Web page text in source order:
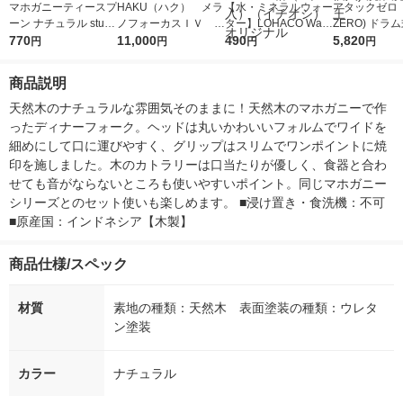
マホガニーティースプ
ーン ナチュラル studi
o CLIP
770円
HAKU（ハク） メラ
ノフォーカスＩＶ 4
5ｇ 資生堂 おまけ
11,000円
【水・ミネラルウォー
ター】LOHACO Wate
r（ロハコウォータ
490円
アタックゼロ
ZERO) ドラ
詰め替え メガ
5,820円
商品説明
天然木のナチュラルな雰囲気そのままに！天然木のマホガニーで作
ったディナーフォーク。ヘッドは丸いかわいいフォルムでワイドを
細めにして口に運びやすく、グリップはスリムでワンポイントに焼
印を施しました。木のカトラリーは口当たりが優しく、食器と合わ
せても音がならないところも使いやすいポイント。同じマホガニー
シリーズとのセット使いも楽しめます。 ■浸け置き・食洗機：不可
■原産国：インドネシア【木製】
商品仕様/スペック
材質
素地の種類：天然木 表面塗装の種類：ウレタ
ン塗装
カラー ナチュラル